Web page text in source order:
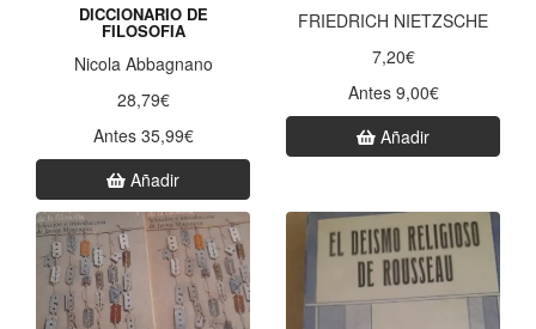
DICCIONARIO DE
FILOSOFIA
Nicola Abbagnano
28,79€
Antes 35,99€
Añadir
FRIEDRICH NIETZSCHE
7,20€
Antes 9,00€
Añadir